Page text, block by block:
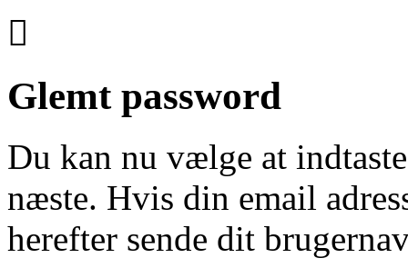

Glemt password
Du kan nu vælge at
næste. Hvis din email
herefter sende dit